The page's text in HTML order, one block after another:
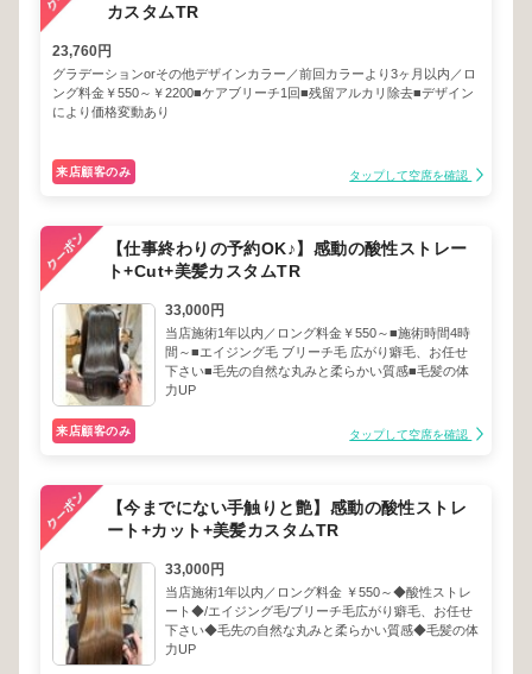
カスタムTR
23,760円
グラデーションorその他デザインカラー／前回カラーより3ヶ月以内／ロ
ング料金￥550～￥2200■ケアブリーチ1回■残留アルカリ除去■デザイン
により価格変動あり
来店顧客のみ タップして空席を確認
【仕事終わりの予約OK♪】感動の酸性ストレー
ト+Cut+美髪カスタムTR
33,000円
当店施術1年以内／ロング料金￥550～■施術時間4時
間～■エイジング毛 ブリーチ毛 広がり癖毛、お任せ
下さい■毛先の自然な丸みと柔らかい質感■毛髪の体
力UP
来店顧客のみ タップして空席を確認
【今までにない手触りと艶】感動の酸性ストレ
ート+カット+美髪カスタムTR
33,000円
当店施術1年以内／ロング料金 ￥550～◆酸性ストレ
ート◆/エイジング毛/ブリーチ毛広がり癖毛、お任せ
下さい◆毛先の自然な丸みと柔らかい質感◆毛髪の体
力UP